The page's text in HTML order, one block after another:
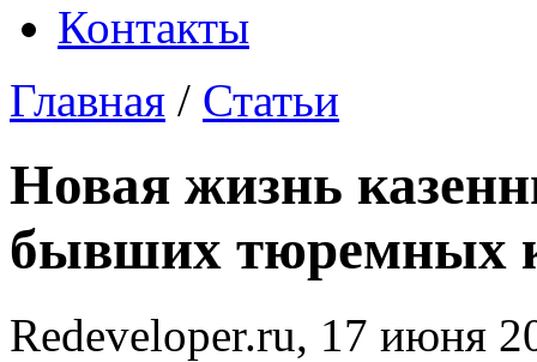
Контакты
Главная / Статьи
Новая жизнь
бывших тюремных
Redeveloper.ru, 17 июня